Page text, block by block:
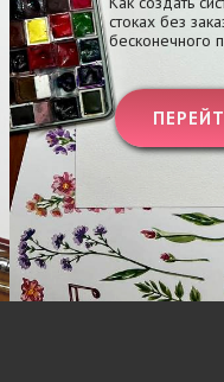
стоках без
бесконечного